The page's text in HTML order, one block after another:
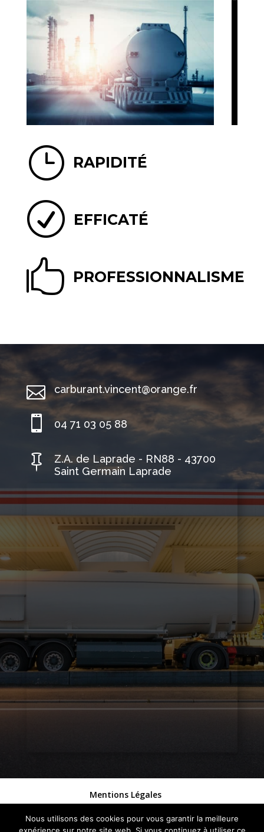
} RAPIDITÉ
R EFFICATÉ
 PROFESSIONNALISME
 carburant.vincent@orange.fr
 04 71 03 05 88

Z.A. de Laprade - RN88 - 43700
Saint Germain Laprade
Mentions Légales
Création Site Internet Puy en Velay | WEBILIKO
Nous utilisons des cookies pour vous garantir la meilleure